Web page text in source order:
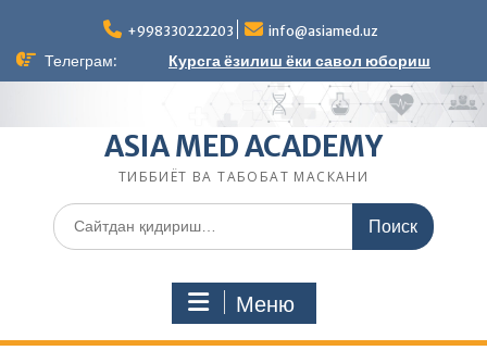
содержимому
+998330222203 info@asiamed.uz
Телеграм: Курсга ёзилиш ёки савол юбориш
ASIA MED ACADEMY
ТИББИЁТ ВА ТАБОБАТ МАСКАНИ
Поиск
по:
Меню